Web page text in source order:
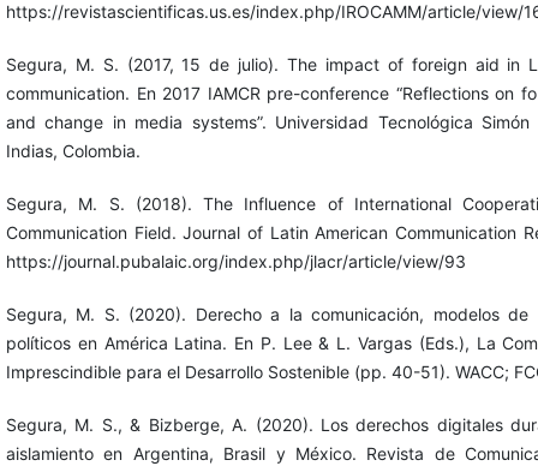
https://revistascientificas.us.es/index.php/IROCAMM/article/view/
Segura, M. S. (2017, 15 de julio). The impact of foreign aid in
communication. En 2017 IAMCR pre-conference “Reflections on
and change in media systems”. Universidad Tecnológica
Indias, Colombia.
Segura, M. S. (2018). The Influence of International
Communication Field. Journal of Latin American Communication
https://journal.pubalaic.org/index.php/jlacr/article/view/93
Segura, M. S. (2020). Derecho a la comunicación, modelos
políticos en América Latina. En P. Lee & L. Vargas (Eds.), La
Imprescindible para el Desarrollo Sostenible (pp. 40-51). WACC;
Segura, M. S., & Bizberge, A. (2020). Los derechos digitales
aislamiento en Argentina, Brasil y México. Revista de